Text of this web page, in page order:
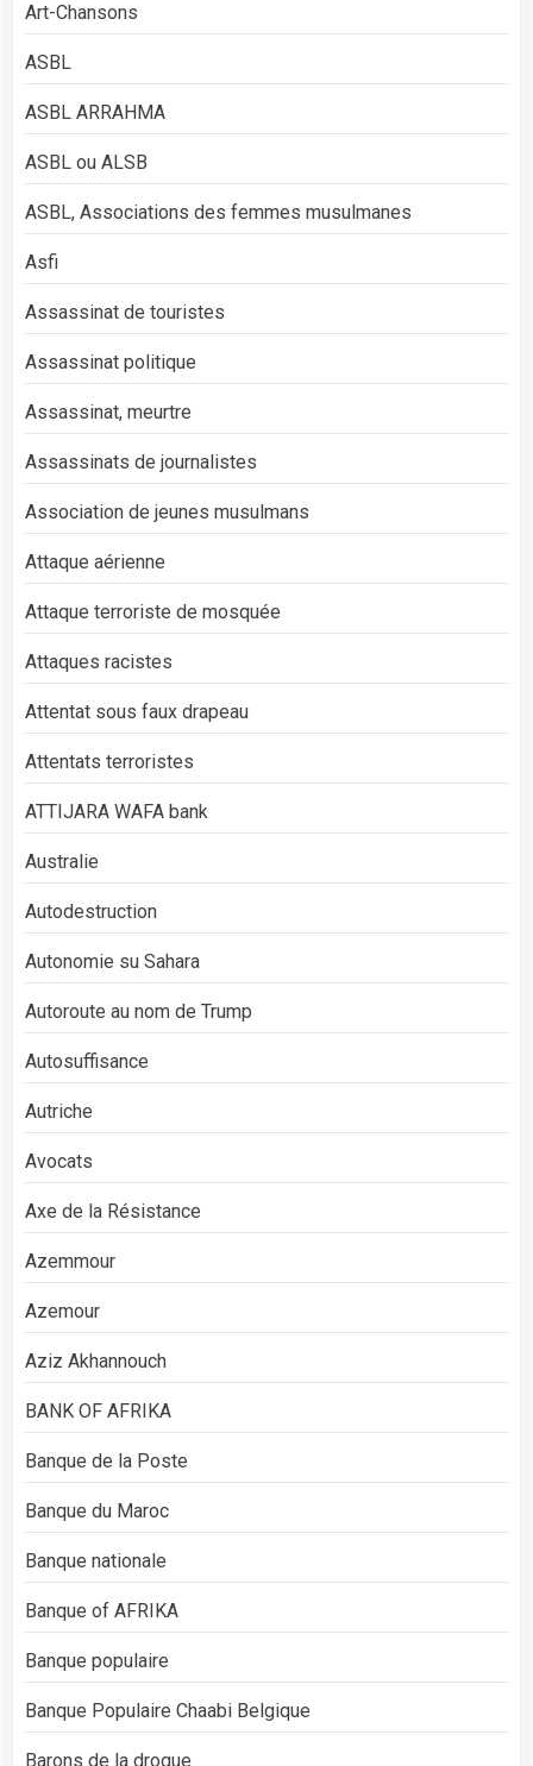
Art-Chansons
ASBL
ASBL ARRAHMA
ASBL ou ALSB
ASBL, Associations des femmes musulmanes
Asfi
Assassinat de touristes
Assassinat politique
Assassinat, meurtre
Assassinats de journalistes
Association de jeunes musulmans
Attaque aérienne
Attaque terroriste de mosquée
Attaques racistes
Attentat sous faux drapeau
Attentats terroristes
ATTIJARA WAFA bank
Australie
Autodestruction
Autonomie su Sahara
Autoroute au nom de Trump
Autosuffisance
Autriche
Avocats
Axe de la Résistance
Azemmour
Azemour
Aziz Akhannouch
BANK OF AFRIKA
Banque de la Poste
Banque du Maroc
Banque nationale
Banque of AFRIKA
Banque populaire
Banque Populaire Chaabi Belgique
Barons de la drogue